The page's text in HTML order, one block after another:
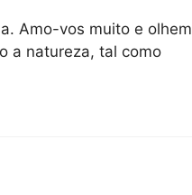
Amo-vos muito e olhem
a natureza, tal como